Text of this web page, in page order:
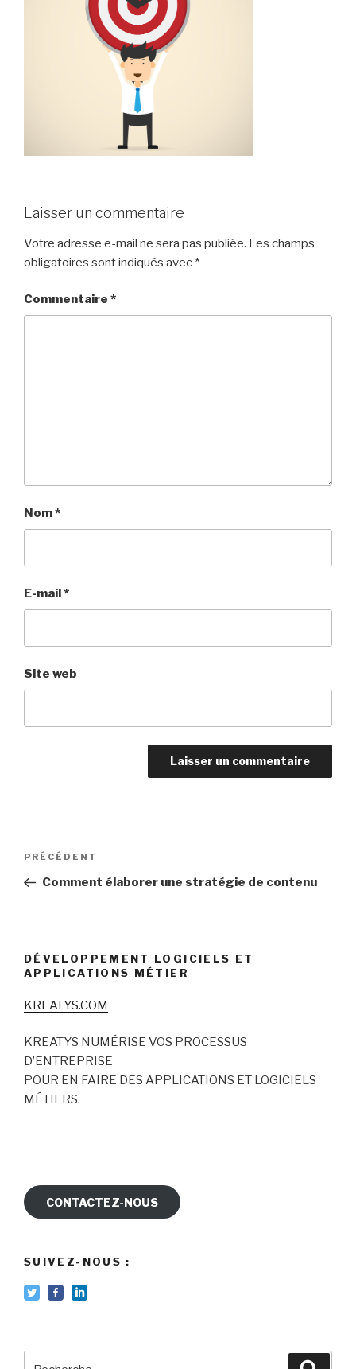
Laisser un commentaire
Votre adresse e-mail ne sera pas publiée. Les champs
obligatoires sont indiqués avec *
Commentaire *
Nom*
E-mail *
Site web
Navigation
l’article
Article
précédent
PRÉCÉDENT
Comment élaborer une stratégie de contenu
DÉVELOPPEMENT LOGICIELS ET
APPLICATIONS MÉTIER
KREATYS.COM
KREATYS NUMÉRISE VOS PROCESSUS
D’ENTREPRISE
POUR EN FAIRE DES APPLICATIONS ET LOGICIELS
MÉTIERS.
CONTACTEZ-NOUS
SUIVEZ-NOUS :